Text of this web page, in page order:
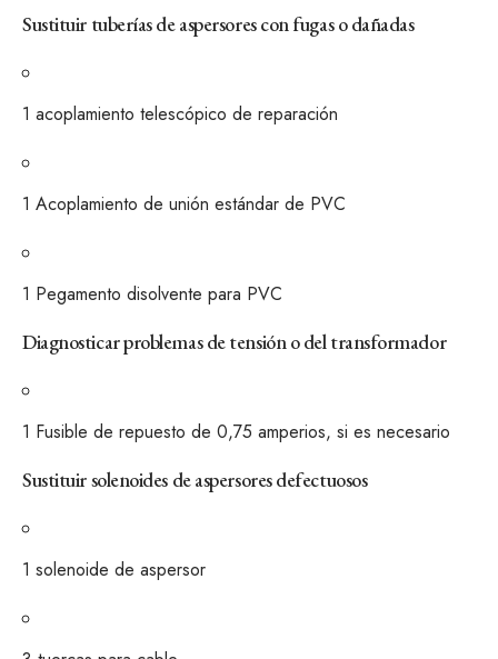
Sustituir tuberías de aspersores con fugas o dañadas
1 acoplamiento telescópico de reparación
1 Acoplamiento de unión estándar de PVC
1 Pegamento disolvente para PVC
Diagnosticar problemas de tensión o del transformador
1 Fusible de repuesto de 0,75 amperios, si es necesario
Sustituir solenoides de aspersores defectuosos
1 solenoide de aspersor